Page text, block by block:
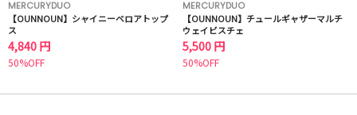
MERCURYDUO
【OUNNOUN】シャイニーベロアトップ
ス
4,840 円
50%OFF
MERCURYDUO
【OUNNOUN】チュールギャザーマルチ
ウェイビスチェ
5,500 円
50%OFF